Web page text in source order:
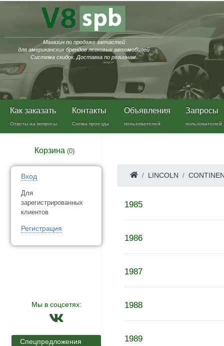
Магазин по продаже запчастей
для американских брендов легковых автомобилей
Система скидок. Доставка по регионам.
Как заказать
Ответы на вопросы
Контакты
Схема проезда
Объявления
пользователей
Запросы
пользователей
Корзина (0)
Вход
Для
зарегистрированных
клиентов
Регистрация
Мы в соцсетях:
Спецпредложения
LINCOLN
1985
1986
1987
1988
1989